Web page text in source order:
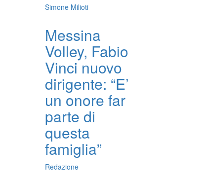
Simone Milioti
Messina
Volley, Fabio
Vinci nuovo
dirigente: “E’
un onore far
parte di
questa
famiglia”
Redazione